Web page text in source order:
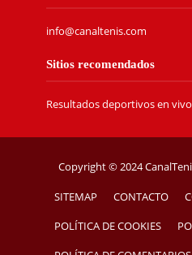
info@canaltenis.com
Sitios recomendados
Resultados deportivos en vivo
Copyright © 2024
SITEMAP CONTACTO
POLÍTICA DE COOKIES